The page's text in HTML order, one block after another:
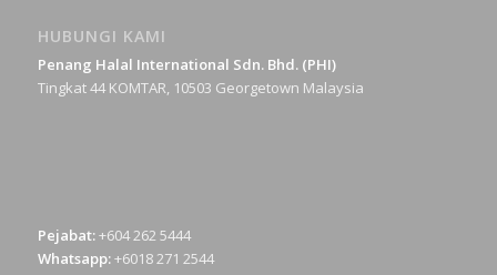
HUBUNGI KAMI
Penang Halal International Sdn. Bhd. (PHI)
Tingkat 44 KOMTAR, 10503 Georgetown Malaysia
Pejabat:+604 262 5444
Whatsapp:+6018 271 2544